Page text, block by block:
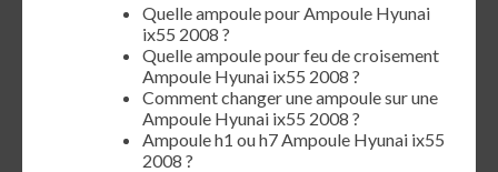
Quelle ampoule pour Ampoule Hyunai
ix55 2008 ?
Quelle ampoule pour feu de croisement
Ampoule Hyunai ix55 2008 ?
Comment changer une ampoule sur une
Ampoule Hyunai ix55 2008 ?
Ampoule h1 ou h7 Ampoule Hyunai ix55
2008 ?